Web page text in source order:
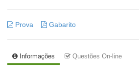
Prova Gabarito
Informações Questões On-line